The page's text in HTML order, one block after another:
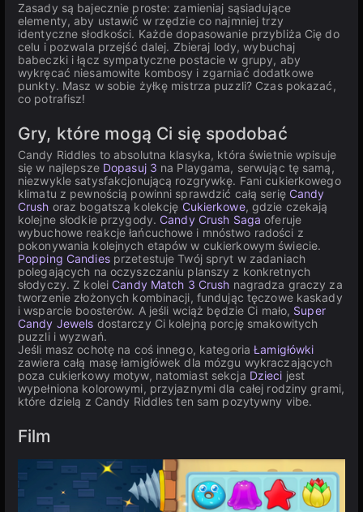
Zasady są bajecznie proste: zamieniaj sąsiadujące
elementy, aby ustawić w rzędzie co najmniej trzy
identyczne słodkości. Każde dopasowanie przybliża Cię do
celu i pozwala przejść dalej. Zbieraj lody, wybuchaj
babeczki i łącz sympatyczne postacie w grupy, aby
wykręcać niesamowite kombosy i zgarniać dodatkowe
punkty. Masz w sobie żyłkę mistrza puzzli? Czas pokazać,
co potrafisz!
Gry, które mogą Ci się spodobać
Candy Riddles to absolutna klasyka, która świetnie wpisuje
się w najlepsze Dopasuj 3 na Playgama, serwując tę samą,
niezwykle satysfakcjonującą rozgrywkę. Fani cukierkowego
klimatu z pewnością powinni sprawdzić całą serię Candy
Crush oraz bogatszą kolekcję Cukierkowe, gdzie czekają
kolejne słodkie przygody. Candy Crush Saga oferuje
wybuchowe reakcje łańcuchowe i mnóstwo radości z
pokonywania kolejnych etapów w cukierkowym świecie.
Popping Candiesprzetestuje Twój spryt w zadaniach
polegających na oczyszczaniu planszy z konkretnych
słodyczy. Z kolei Candy Match 3 Crush nagradza graczy za
tworzenie złożonych kombinacji, fundując tęczowe kaskady
i wsparcie boosterów. A jeśli wciąż będzie Ci mało, Super
Candy Jewels dostarczy Ci kolejną porcję smakowitych
puzzli i wyzwań.
Jeśli masz ochotę na coś innego, kategoriaŁamigłówki
zawiera całą masę łamigłówek dla mózgu wykraczających
poza cukierkowy motyw, natomiast sekcja Dzieci jest
wypełniona kolorowymi, przyjaznymi dla całej rodziny grami,
które dzielą z Candy Riddles ten sam pozytywny vibe.
Film